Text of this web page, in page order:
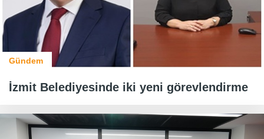
Gündem
İzmit Belediyesinde iki yeni görevlendirme